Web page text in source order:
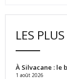
LES
À Silvacane : le
1 août 2026